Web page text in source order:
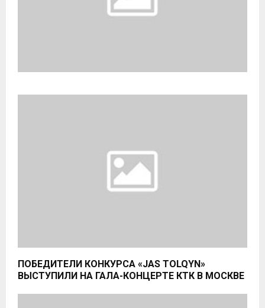
ПОБЕДИТЕЛИ КОНКУРСА «JAS TOLQYN»
ВЫСТУПИЛИ НА ГАЛА-КОНЦЕРТЕ КТК В МОСКВЕ